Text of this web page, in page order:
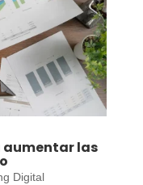
las
Digital